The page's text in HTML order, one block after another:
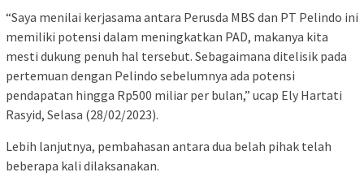
“Saya menilai kerjasama antara Perusda MBS dan PT Pelindo ini
memiliki potensi dalam meningkatkan PAD, makanya kita
mesti dukung penuh hal tersebut. Sebagaimana ditelisik pada
pertemuan dengan Pelindo sebelumnya ada potensi
pendapatan hingga Rp500 miliar per bulan,” ucap Ely Hartati
Rasyid, Selasa (28/02/2023).
Lebih lanjutnya, pembahasan antara dua belah pihak telah
beberapa kali dilaksanakan.